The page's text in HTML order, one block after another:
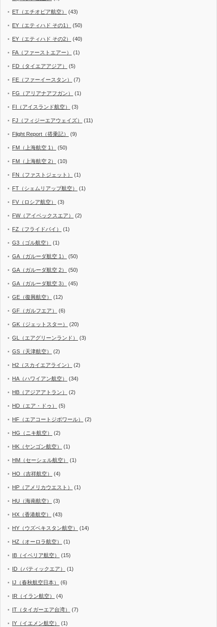
ET（エチオピア航空） (43)
EY（エティハド その1） (50)
EY（エティハド その2） (40)
FA（ファーストエアー） (1)
FD（タイエアアジア） (5)
FE（ファーイースタン） (7)
FG（アリアナアフガン） (1)
FI（アイスランド航空） (3)
FJ（フィジーエアウェイズ） (11)
Flight Report（搭乗記） (9)
FM（上海航空 1） (50)
FM（上海航空 2） (10)
FN（ファストジェット） (1)
FT（シェムリアップ航空） (1)
FV（ロシア航空） (3)
FW（アイベックスエア） (2)
FZ（フライドバイ） (1)
G3（ゴル航空） (1)
GA（ガルーダ航空 1） (50)
GA（ガルーダ航空 2） (50)
GA（ガルーダ航空 3） (45)
GE（復興航空） (12)
GF（ガルフエア） (6)
GK（ジェットスター） (20)
GL（エアグリーンランド） (3)
GS（天津航空） (2)
H2（スカイエアライン） (2)
HA（ハワイアン航空） (34)
HB（アジアアトラン） (2)
HD（エア・ドゥ） (5)
HF（エアコートジボワール） (2)
HG（ニキ航空） (2)
HK（ヤンゴン航空） (1)
HM（セーシェル航空） (1)
HO（吉祥航空） (4)
HP（アメリカウエスト） (1)
HU（海南航空） (3)
HX（香港航空） (43)
HY（ウズベキスタン航空） (14)
HZ（オーロラ航空） (1)
IB（イベリア航空） (15)
ID（バティックエア） (1)
IJ（春秋航空日本） (6)
IR（イラン航空） (4)
IT（タイガーエア台湾） (7)
IY（イエメン航空） (1)